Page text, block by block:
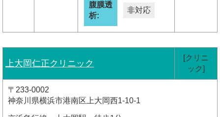
腹膜透
析:
非対応
上大岡仁正クリニック
[クリニ
ック]
〒233-0002
神奈川県横浜市港南区上大岡西1-10-1